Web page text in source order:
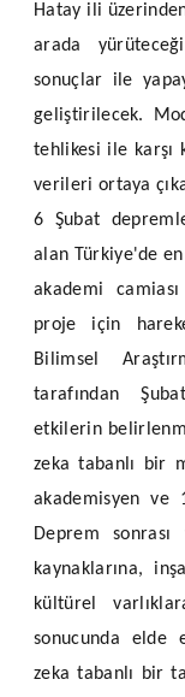
Hatay ili
arada
sonuçlar ile
geliştirilecek.
tehlikesi ile
verileri ortaya
6 Şubat
alan Türkiye'de en
akademi
proje için
Bilimsel
tarafından
etkilerin
zeka tabanlı bir
akademisyen ve
Deprem
kaynaklarına,
kültürel
sonucunda elde
zeka tabanlı bir